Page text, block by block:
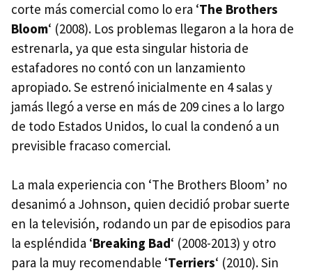
corte más comercial como lo era ‘The Brothers
Bloom‘ (2008). Los problemas llegaron a la hora de
estrenarla, ya que esta singular historia de
estafadores no contó con un lanzamiento
apropiado. Se estrenó inicialmente en 4 salas y
jamás llegó a verse en más de 209 cines a lo largo
de todo Estados Unidos, lo cual la condenó a un
previsible fracaso comercial.
La mala experiencia con ‘The Brothers Bloom’ no
desanimó a Johnson, quien decidió probar suerte
en la televisión, rodando un par de episodios para
la espléndida ‘Breaking Bad‘ (2008-2013) y otro
para la muy recomendable ‘Terriers‘ (2010). Sin